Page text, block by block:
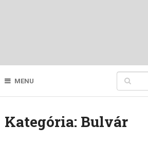
MENU
Kategória: Bulvár